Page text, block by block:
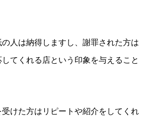
人は納得しますし、謝罪された方は
てくれる店という印象を与えること
けた方はリピートや紹介をしてくれ